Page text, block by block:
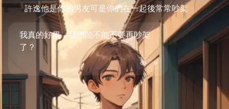
許逸他是你的男友可是你們在一起後常常吵架
我真的好累，我們能不能不要再吵架
了？